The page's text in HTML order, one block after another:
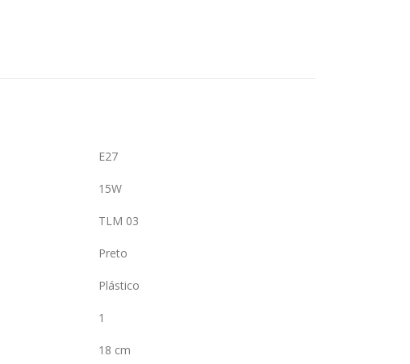
E27
15W
TLM 03
Preto
Plástico
1
18 cm